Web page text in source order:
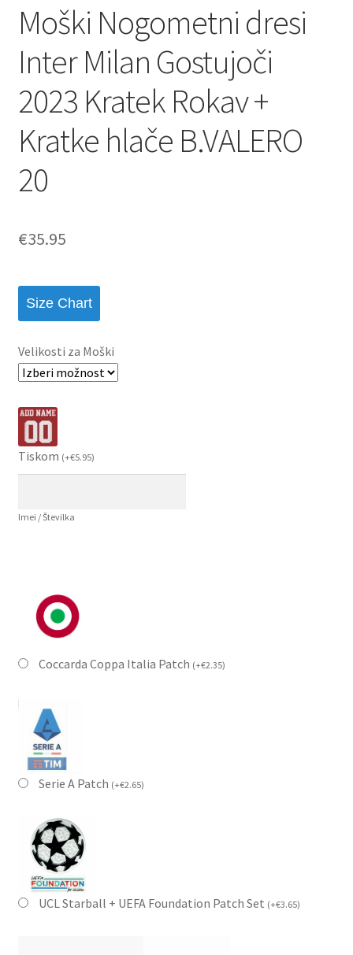
Moški Nogometni dresi
Inter Milan Gostujoči
2023 Kratek Rokav +
Kratke hlače B.VALERO
20
€35.95
Size Chart
Velikosti za Moški
Tiskom (+€5.95)
Imei / Številka
Coccarda Coppa Italia Patch (+€2.35)
Serie A Patch (+€2.65)
UCL Starball + UEFA Foundation Patch Set (+€3.65)